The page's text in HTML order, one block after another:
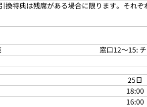
特典は残席がある場合に限ります。それ
窓口12～15:
25日
18:00
16:00